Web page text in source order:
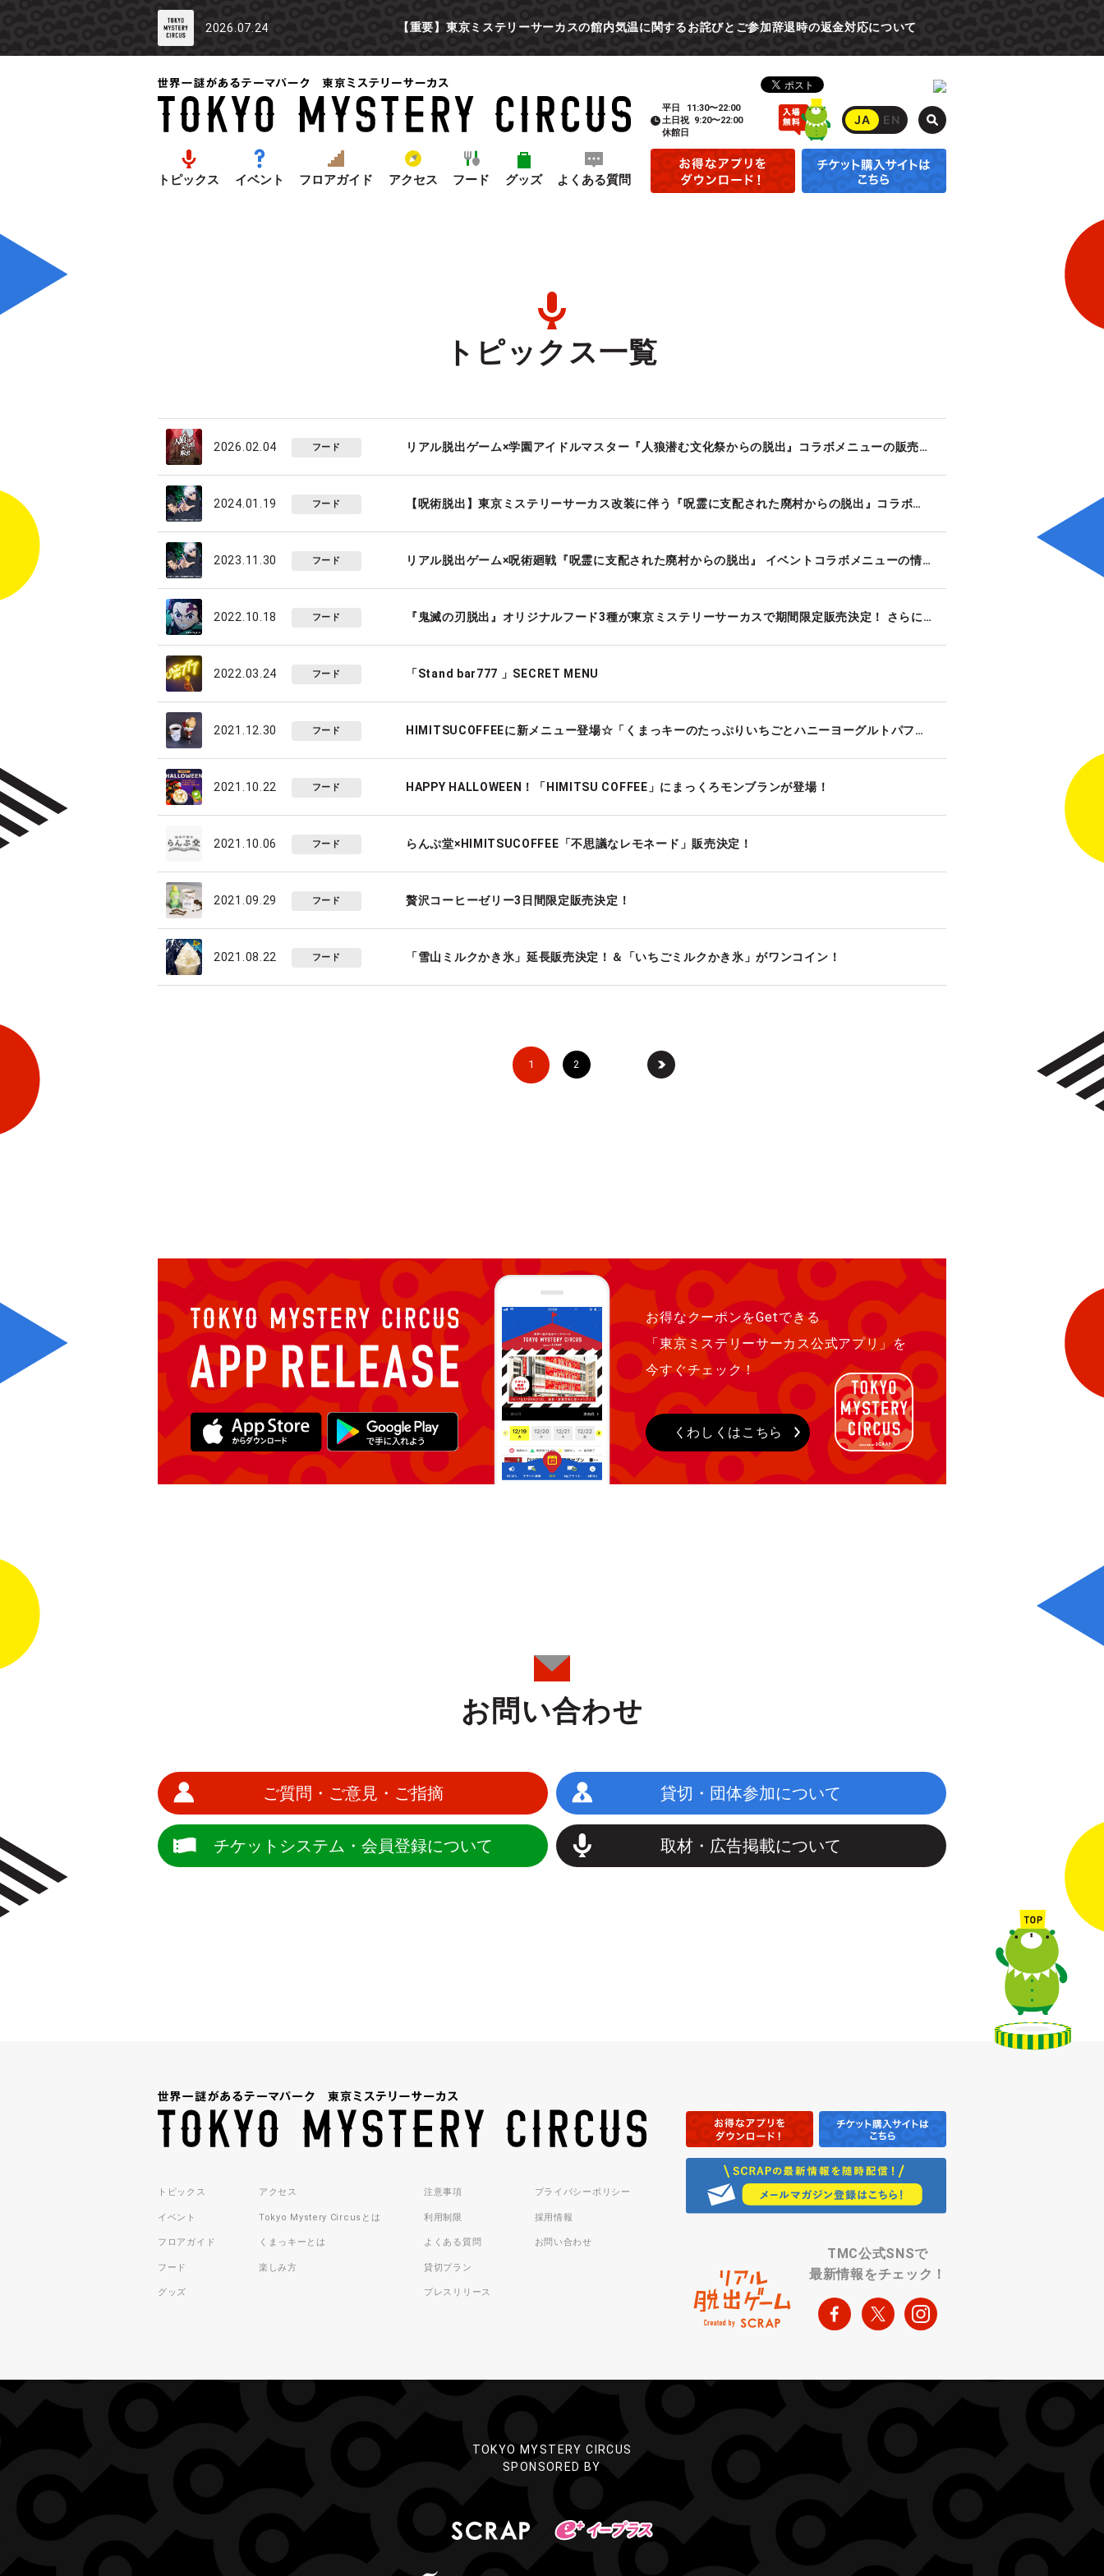
2026.07.24 【重要】東京ミステリーサーカスの館内気温に関するお詫びとご参加辞退時の返金対応について
トピックス イベント フロアガイド アクセス フード グッズ よくある質問
平日
11:30〜22:00
土日祝 9:20〜22:00
休館日
JA EN
トピックス一覧
2026.02.04 フード リアル脱出ゲーム×学園アイドルマスター『人狼潜む文化祭からの脱出』コラボメニューの販売が決定！
2024.01.19 フード 【呪術脱出】東京ミステリーサーカス改装に伴う『呪霊に支配された廃村からの脱出』コラボメニューの一時販売中止と販売期間延長に関して
2023.11.30 フード リアル脱出ゲーム×呪術廻戦『呪霊に支配された廃村からの脱出』 イベントコラボメニューの情報を一挙公開！ 高専生時代の五条悟や夏油傑をイメージしたデザートを東京ミステリーサーカスで限定販売！
2022.10.18 フード 『鬼滅の刃脱出』オリジナルフード3種が東京ミステリーサーカスで期間限定販売決定！ さらに、煉獄杏寿郎ナレーションの新CMも公開！
2022.03.24 フード 「Stand bar777 」SECRET MENU
2021.12.30 フード HIMITSUCOFFEEに新メニュー登場☆「くまっキーのたっぷりいちごとハニーヨーグルトパフェ」
2021.10.22 フード HAPPY HALLOWEEN！「HIMITSU COFFEE」にまっくろモンブランが登場！
2021.10.06 フード らんぷ堂×HIMITSUCOFFEE「不思議なレモネード」販売決定！
2021.09.29 フード 贅沢コーヒーゼリー3日間限定販売決定！
2021.08.22 フード 「雪山ミルクかき氷」延長販売決定！＆「いちごミルクかき氷」がワンコイン！
1 2
お得なクーポンをGetできる
「東京ミステリーサーカス公式アプリ」を
今すぐチェック！
くわしくはこちら
お問い合わせ
ご質問・ご意見・ご指摘 貸切・団体参加について
チケットシステム・会員登録について 取材・広告掲載について
トピックス
イベント
フロアガイド
フード
グッズ
アクセス
Tokyo Mystery Circusとは
くまっキーとは
楽しみ方
注意事項
利用制限
よくある質問
貸切プラン
プレスリリース
プライバシーポリシー
採用情報
お問い合わせ
TMC公式SNSで
最新情報をチェック！
TOKYO MYSTERY CIRCUS
SPONSORED BY